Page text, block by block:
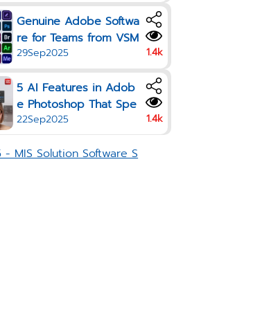
Team Needs in One Pla
n
Genuine Adobe Softwa
re for Teams from VSM
365
29Sep2025 1.4k
5 AI Features in Adob
e Photoshop That Spe
ed Up Your Work in 20
25
22Sep2025 1.4k
- MIS Solution Software S